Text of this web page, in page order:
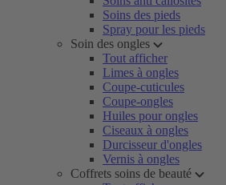
Soins des pieds
Spray pour les pieds
Soin des ongles
Tout afficher
Limes à ongles
Coupe-cuticules
Coupe-ongles
Huiles pour ongles
Ciseaux à ongles
Durcisseur d'ongles
Vernis à ongles
Coffrets soins de beauté